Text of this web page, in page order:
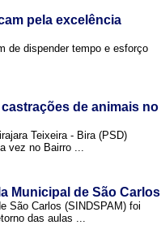
pela excelência
de dispender tempo e esforço
de animais no
Teixeira - Bira (PSD)
vez no Bairro ...
Municipal de São Carlos
São Carlos (SINDSPAM) foi
das aulas ...